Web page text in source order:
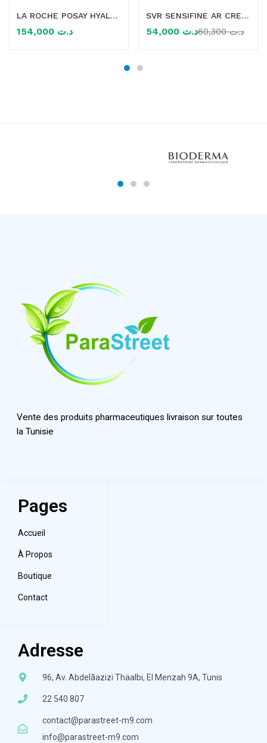
LA ROCHE POSAY HYALU B5 SPF30 AQUAGEL 50ML
د.ت
SVR SENSIFINE AR CREME RICHE ANTI ROUGEUR 40ML
د.ت د.ت60,300
Vente des produits pharmaceutiques livraison sur toutes
la Tunisie
Pages
Accueil
À Propos
Boutique
Contact
Adresse
96, Av. Abdelãazizi Thäalbi, El Menzah 9A, Tunis
22 540 807
contact@parastreet-m9.com
info@parastreet-m9.com